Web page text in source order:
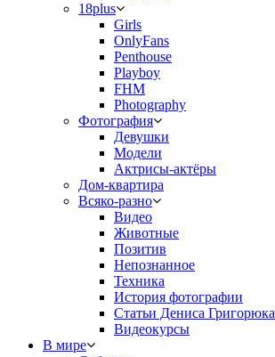
18plus
Girls
OnlyFans
Penthouse
Playboy
FHM
Photography
Фотография
Девушки
Модели
Актрисы-актёры
Дом-квартира
Всяко-разно
Видео
Животные
Позитив
Непознанное
Техника
История фотографии
Статьи Дениса Григорюка
Видеокурсы
В мире